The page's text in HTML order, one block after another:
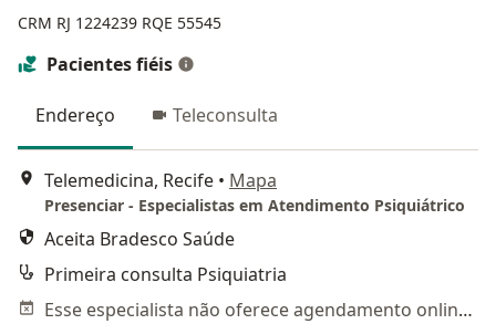
CRM RJ 1224239 RQE 55545
Pacientes fiéis
Endereço Teleconsulta
Telemedicina, Recife • Mapa
Presenciar - Especialistas em Atendimento Psiquiátrico
Aceita Bradesco Saúde
Primeira consulta Psiquiatria
Esse especialista não oferece agendamento online para esse endereço.